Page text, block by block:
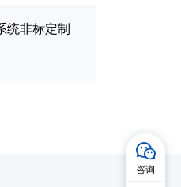
统非标定制
咨询